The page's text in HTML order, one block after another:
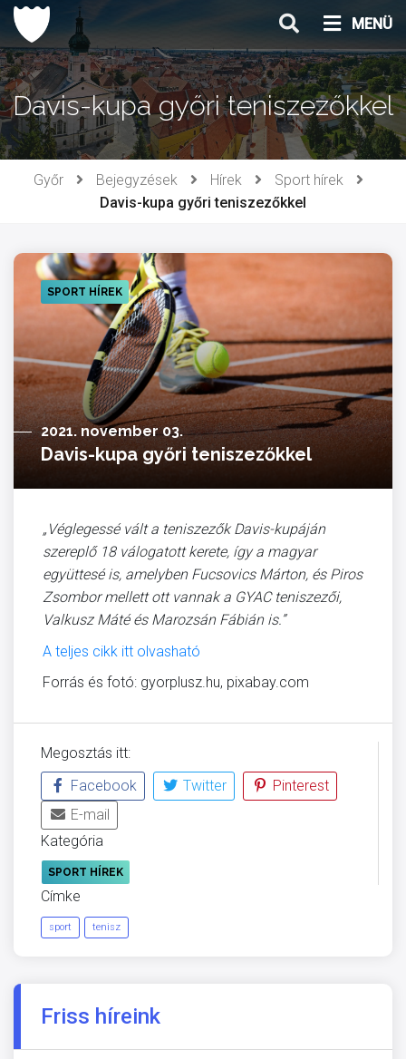
Ugrás
tartalomhoz
MENÜ
Davis-kupa győri teniszezőkkel
Győr Bejegyzések Hírek
Sport hírek
Davis-kupa győri teniszezőkkel
SPORT HÍREK
2021. november 03.
Davis-kupa győri teniszezőkkel
„Véglegessé vált a teniszezők Davis-kupáján
szereplő 18 válogatott kerete, így a magyar
együttesé is, amelyben Fucsovics Márton, és Piros
Zsombor mellett ott vannak a GYAC teniszezői,
Valkusz Máté és Marozsán Fábián is.”
A teljes cikk itt olvasható
Forrás és fotó: gyorplusz.hu, pixabay.com
Megosztás itt:
Facebook
Twitter
Pinterest
E-mail
Kategória
SPORT HÍREK
Címke
sport tenisz
Friss híreink